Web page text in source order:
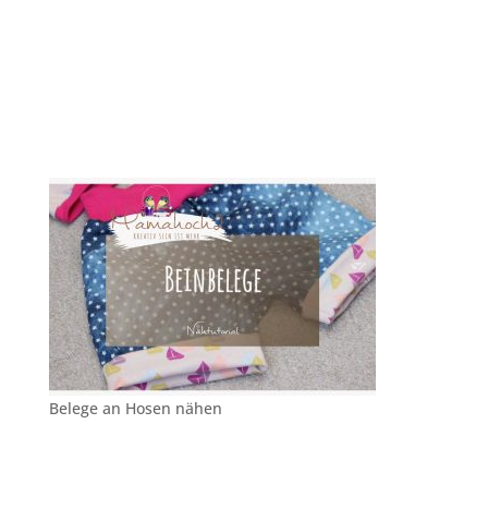
Belege an Hosen nähen